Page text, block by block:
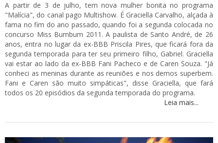
A partir de 3 de julho, tem nova mulher bonita no programa
"Malícia", do canal pago Multishow. É Graciella Carvalho, alçada à
fama no fim do ano passado, quando foi a segunda colocada no
concurso Miss Bumbum 2011. A paulista de Santo André, de 26
anos, entra no lugar da ex-BBB Priscila Pires, que ficará fora da
segunda temporada para ter seu primeiro filho, Gabriel. Graciella
vai estar ao lado da ex-BBB Fani Pacheco e de Caren Souza. "Já
conheci as meninas durante as reuniões e nos demos superbem.
Fani e Caren são muito simpáticas", disse Graciella, que fará
todos os 20 episódios da segunda temporada do programa.
Leia mais...